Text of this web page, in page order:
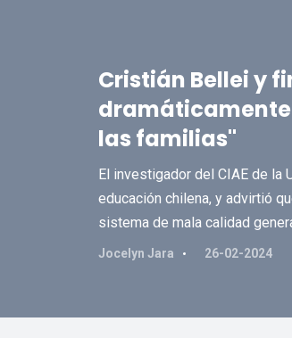
Cristián Bellei y
las familias"
El investigador del CIAE de la
educación chilena, y advirtió
sistema de mala calidad
Jocelyn Jara 26-02-2024